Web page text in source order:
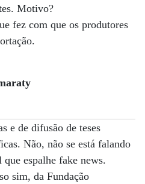
Motivo?
fez com que os produtores
e de difusão de teses
Não, não se está falando
espalhe fake news.
sim, da Fundação